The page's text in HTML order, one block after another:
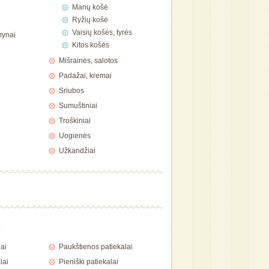
Manų košė
Ryžių košė
Vaisių košės, tyrės
Kitos košės
Mišrainės, salotos
Padažai, kremai
Sriubos
Sumuštiniai
Troškiniai
Uogienės
Užkandžiai
Paukštienos patiekalai
Pieniški patiekalai